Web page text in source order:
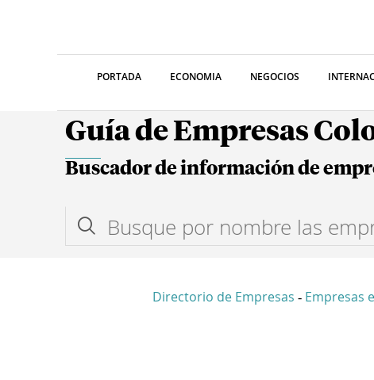
PORTADA ECONOMIA NEGOCIOS
Guía de Empresas
Buscador de información de
Directorio de Empresas - Empresas